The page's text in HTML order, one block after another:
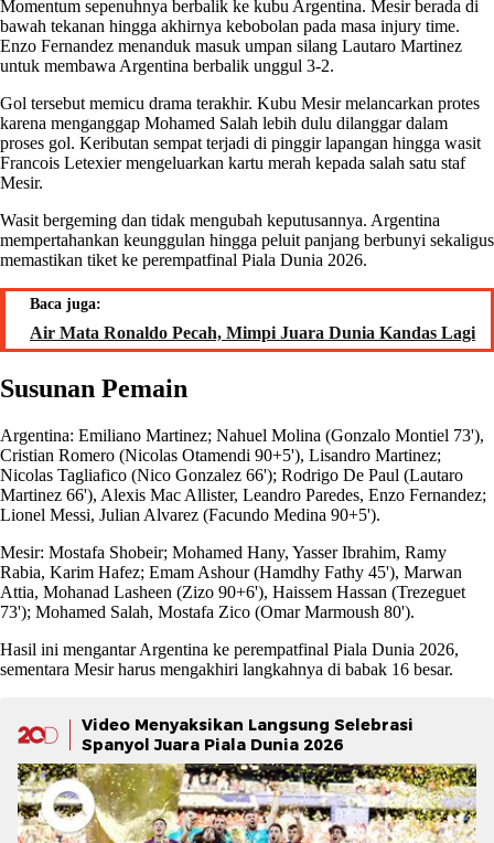
Momentum sepenuhnya berbalik ke kubu Argentina. Mesir berada di
bawah tekanan hingga akhirnya kebobolan pada masa injury time.
Enzo Fernandez menanduk masuk umpan silang Lautaro Martinez
untuk membawa Argentina berbalik unggul 3-2.
Gol tersebut memicu drama terakhir. Kubu Mesir melancarkan protes
karena menganggap Mohamed Salah lebih dulu dilanggar dalam
proses gol. Keributan sempat terjadi di pinggir lapangan hingga wasit
Francois Letexier mengeluarkan kartu merah kepada salah satu staf
Mesir.
Wasit bergeming dan tidak mengubah keputusannya. Argentina
mempertahankan keunggulan hingga peluit panjang berbunyi sekaligus
memastikan tiket ke perempatfinal Piala Dunia 2026.
Baca juga:
Air Mata Ronaldo Pecah, Mimpi Juara Dunia Kandas Lagi
Susunan Pemain
Argentina: Emiliano Martinez; Nahuel Molina (Gonzalo Montiel 73'),
Cristian Romero (Nicolas Otamendi 90+5'), Lisandro Martinez;
Nicolas Tagliafico (Nico Gonzalez 66'); Rodrigo De Paul (Lautaro
Martinez 66'), Alexis Mac Allister, Leandro Paredes, Enzo Fernandez;
Lionel Messi, Julian Alvarez (Facundo Medina 90+5').
Mesir: Mostafa Shobeir; Mohamed Hany, Yasser Ibrahim, Ramy
Rabia, Karim Hafez; Emam Ashour (Hamdhy Fathy 45'), Marwan
Attia, Mohanad Lasheen (Zizo 90+6'), Haissem Hassan (Trezeguet
73'); Mohamed Salah, Mostafa Zico (Omar Marmoush 80').
Hasil ini mengantar Argentina ke perempatfinal Piala Dunia 2026,
sementara Mesir harus mengakhiri langkahnya di babak 16 besar.
Video Menyaksikan Langsung Selebrasi
Spanyol Juara Piala Dunia 2026